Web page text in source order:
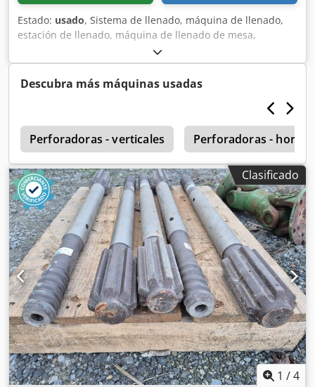
Estado: usado, Sistema de llenado, máquina de llenado,
estación de llenado, máquina de llenado de mesa,
máquina de llenado, máquina de llenado de líquidos,
llenadora, terminal informático de dosificación -Fabricante:
Hilger u. Kern Dopag, terminal informático de dosificación
-Tipo: ZM 9310-1-0 -Tensión: 230V 50Hz 1A -Cable de
Dcedpfx Asumpnbsn Iek -Peso: 9,6 kg
Descubra más máquinas usadas
Perforadoras - verticales Perforadoras -
Clasificado
1 /4